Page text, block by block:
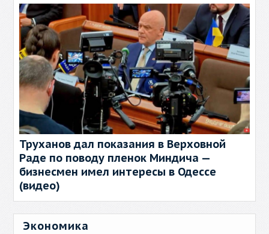
Труханов дал показания в Верховной
Раде по поводу пленок Миндича —
бизнесмен имел интересы в Одессе
(видео)
Экономика